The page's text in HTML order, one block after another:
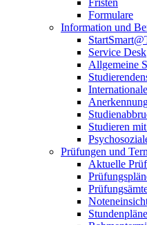
Fristen
Formulare
Information und
Service Desk
Allgemeine
Studieren
Prüfungen und
Aktuelle
Stundenpläne